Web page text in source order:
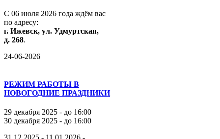
С 06 июля 2026 года ждём вас
по адресу:
г. Ижевск, ул. Удмуртская,
д. 268.
24-06-2026
РЕЖИМ РАБОТЫ В
НОВОГОДНИЕ ПРАЗДНИКИ
29 декабря 2025 - до 16:00
30 декабря 2025 - до 16:00
31.12.2025 - 11.01.2026 -